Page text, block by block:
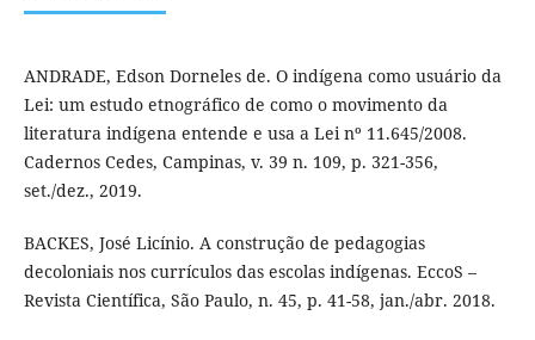
ANDRADE, Edson Dorneles de. O indígena como usuário da
Lei: um estudo etnográfico de como o movimento da
literatura indígena entende e usa a Lei nº 11.645/2008.
Cadernos Cedes, Campinas, v. 39 n. 109, p. 321-356,
set./dez., 2019.
BACKES, José Licínio. A construção de pedagogias
decoloniais nos currículos das escolas indígenas. EccoS –
Revista Científica, São Paulo, n. 45, p. 41-58, jan./abr. 2018.